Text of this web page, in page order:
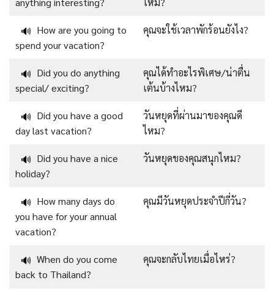
🔊 How are you going to
spend your vacation?
คุณจะใช้เวลาพักร้อนยังไง?
🔊 Did you do anything
special/ exciting?
คุณได้ทำอะไรพิเศษ/น่าตื่น
เต้นบ้างไหม?
🔊 Did you have a good
day last vacation?
วันหยุดที่ผ่านมาของคุณดี
ไหม?
🔊 Did you have a nice
holiday?
วันหยุดของคุณสนุกไหม?
🔊 How many days do
you have for your annual
vacation?
คุณมีวันหยุดประจำปีกี่วัน?
🔊 When do you come
back to Thailand?
คุณจะกลับไทยเมื่อไหร่?